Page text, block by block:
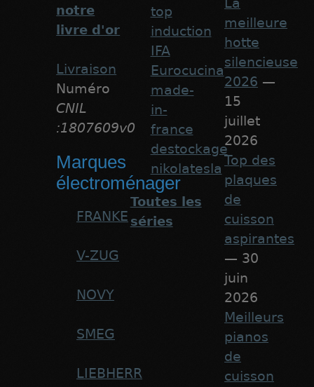
notre
livre d'or
Livraison
Numéro
CNIL
:1807609v0
Marques
électroménager
FRANKE
V-ZUG
NOVY
SMEG
LIEBHERR
top
induction
IFA
Eurocucina
made-
in-
france
destockage
nikolatesla
Toutes les
séries
meilleure
hotte
silencieuse
2026 —
15
juillet
2026
Top des
plaques
de
cuisson
aspirantes
— 30
juin
2026
Meilleurs
pianos
de
cuisson